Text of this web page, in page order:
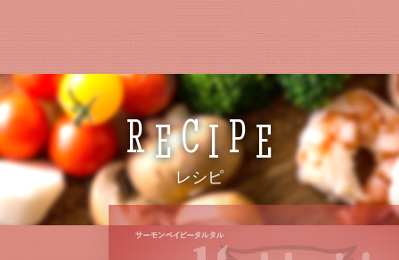
RECIPE
レシピ